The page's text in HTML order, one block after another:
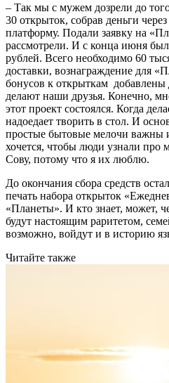
– Так мы с мужем дозрели до
30 открыток, собрав деньги
платформу. Подали заявку на
рассмотрели. И с конца июня
рублей. Всего необходимо 60
доставки, вознаграждение для
бонусов к открыткам
делают наши друзья. Конечно,
этот проект состоялся. Когда
надоедает творить в стол. И
простые бытовые мелочи важны
хочется, чтобы люди узнали
Сову, потому что я их люблю.
До окончания сбора средств
печать набора открыток
«Планеты». И кто знает, может,
будут настоящим раритетом,
возможно, войдут и в историю
Читайте также